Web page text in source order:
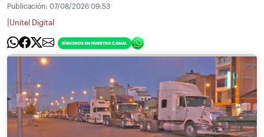
Publicación: 07/08/2026 09:53
Unitel Digital